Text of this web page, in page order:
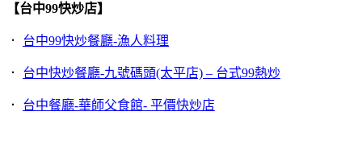
【台中99快炒店】
． 台中99快炒餐廳-漁人料理
． 台中快炒餐廳-九號碼頭(太平店) – 台式99熱炒
． 台中餐廳-華師父食館- 平價快炒店